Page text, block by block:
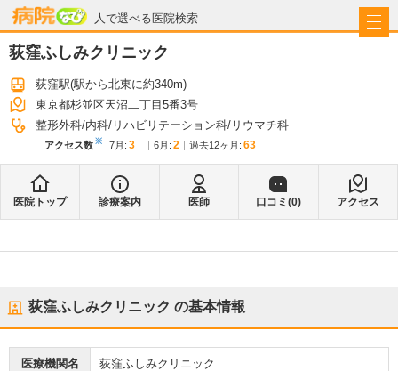
人で選べる医院検索
病院なび
荻窪ふしみクリニック
荻窪駅(駅から北東に約340m)
東京都杉並区天沼二丁目5番3号
整形外科 内科 リハビリテーション科 リウマチ科
アクセス数※ 7月 : 3 6月 : 2 過去12ヶ月: 63
医院トップ 診療案内 医師 口コミ(0) アクセス
荻窪ふしみクリニック の基本情報
医療機関名 荻窪ふしみクリニック